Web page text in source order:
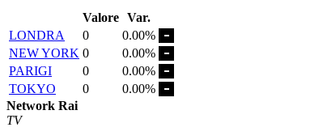
Valore Var.
LONDRA
0
0.00%
NEW YORK 0
0.00%
PARIGI
0
0.00%
TOKYO
0
0.00%
Network Rai
TV